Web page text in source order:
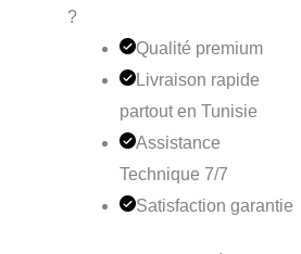
?
Qualité premium
Livraison rapide
partout en Tunisie
Assistance
Technique 7/7
Satisfaction garantie